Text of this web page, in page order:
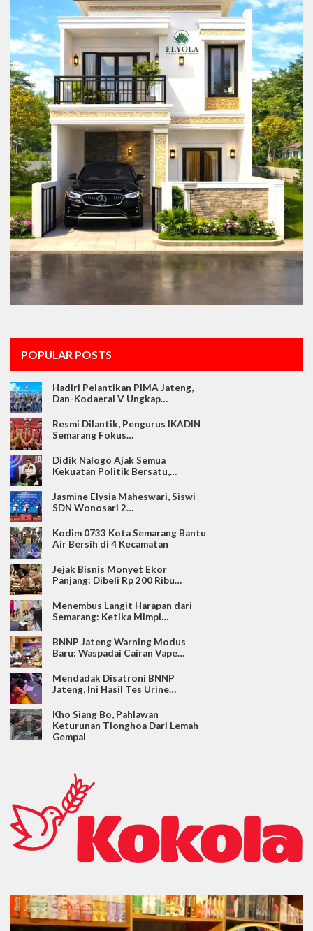
POPULAR POSTS
Hadiri Pelantikan PIMA Jateng,
Dan-Kodaeral V Ungkap…
Resmi Dilantik, Pengurus IKADIN
Semarang Fokus…
Didik Nalogo Ajak Semua
Kekuatan Politik Bersatu,…
Jasmine Elysia Maheswari, Siswi
SDN Wonosari 2…
Kodim 0733 Kota Semarang Bantu
Air Bersih di 4 Kecamatan
Jejak Bisnis Monyet Ekor
Panjang: Dibeli Rp 200 Ribu…
Menembus Langit Harapan dari
Semarang: Ketika Mimpi…
BNNP Jateng Warning Modus
Baru: Waspadai Cairan Vape…
Mendadak Disatroni BNNP
Jateng, Ini Hasil Tes Urine…
Kho Siang Bo, Pahlawan
Keturunan Tionghoa Dari Lemah
Gempal